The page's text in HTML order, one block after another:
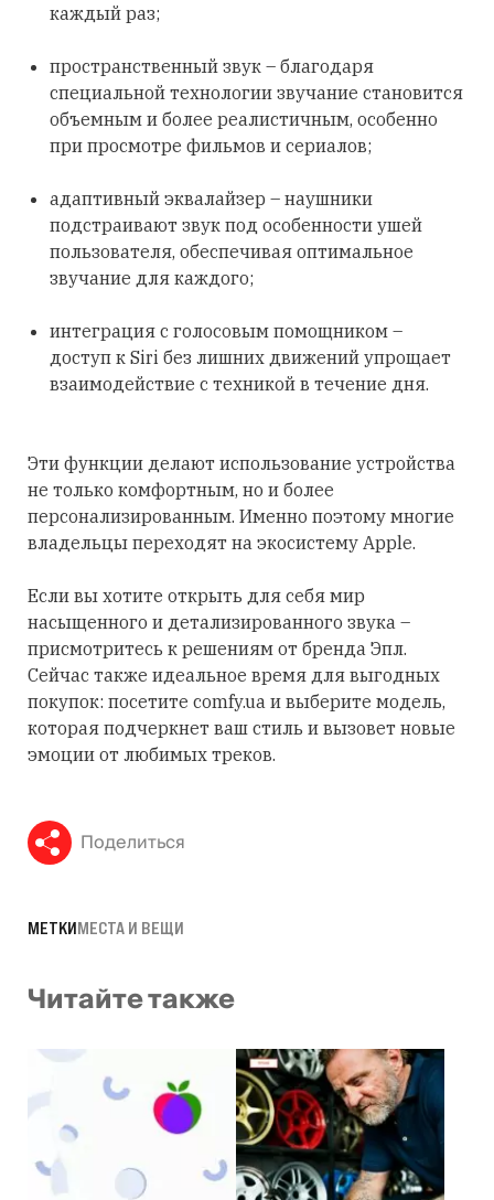
каждый раз;
пространственный звук – благодаря
специальной технологии звучание становится
объемным и более реалистичным, особенно
при просмотре фильмов и сериалов;
адаптивный эквалайзер – наушники
подстраивают звук под особенности ушей
пользователя, обеспечивая оптимальное
звучание для каждого;
интеграция с голосовым помощником –
доступ к Siri без лишних движений упрощает
взаимодействие с техникой в течение дня.
Эти функции делают использование устройства
не только комфортным, но и более
персонализированным. Именно поэтому многие
владельцы переходят на экосистему Apple.
Если вы хотите открыть для себя мир
насыщенного и детализированного звука –
присмотритесь к решениям от бренда Эпл.
Сейчас также идеальное время для выгодных
покупок: посетите comfy.ua и выберите модель,
которая подчеркнет ваш стиль и вызовет новые
эмоции от любимых треков.
Поделиться
МЕТКИМЕСТА И ВЕЩИ
Читайте также